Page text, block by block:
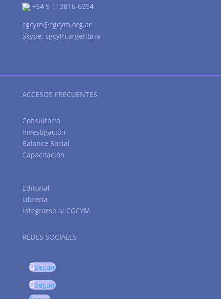
+54 9 113816-6354
cgcym@cgcym.org.ar
Skype: cgcym.argentina
ACCESOS FRECUENTES
Consultoría
Investigación
Balance Social
Capacitación
Editorial
Librería
Integrarse al CGCYM
REDES SOCIALES
Seguir
Seguir